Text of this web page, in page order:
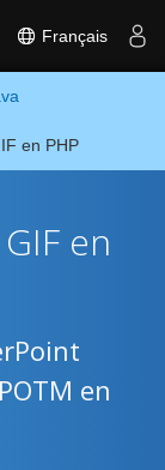
Français
en PHP
en
en